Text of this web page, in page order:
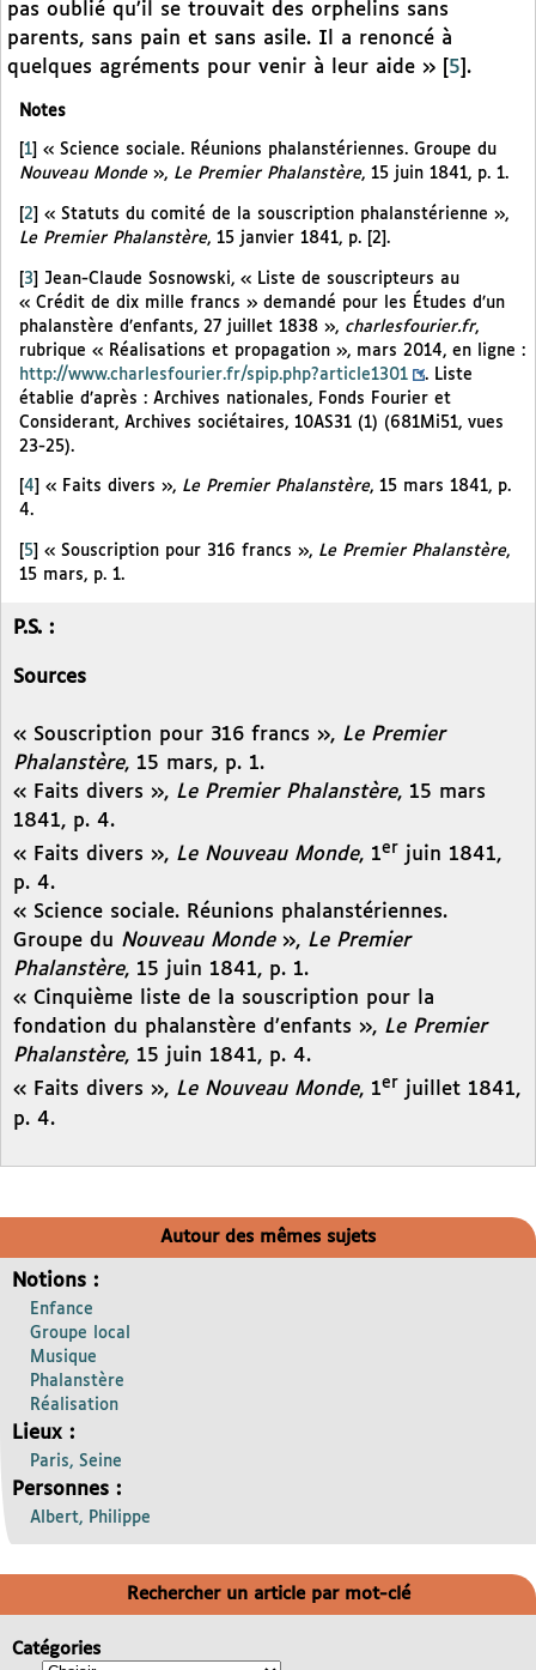
pas oublié qu’il se trouvait des orphelins sans
parents, sans pain et sans asile. Il a renoncé à
quelques agréments pour venir à leur aide »
5 .
Notes
1
« Science sociale. Réunions phalanstériennes. Groupe du
Nouveau Monde», Le Premier Phalanstère, 15 juin 1841, p. 1.
2
« Statuts du comité de la souscription phalanstérienne »,
Le Premier Phalanstère, 15 janvier 1841, p. [2].
[3] Jean-Claude Sosnowski, « Liste de souscripteurs au
« Crédit de dix mille francs » demandé pour les Études d’un
phalanstère d’enfants, 27 juillet 1838 », charlesfourier.fr,
rubrique « Réalisations et propagation », mars 2014, en ligne :
http://www.charlesfourier.fr/spip.php?article1301
. Liste
établie d’après : Archives nationales, Fonds Fourier et
Considerant, Archives sociétaires, 10AS31 (1) (681Mi51, vues
23-25).
4 « Faits divers », Le Premier Phalanstère, 15 mars 1841, p.
4.
[5] « Souscription pour 316 francs », Le Premier Phalanstère,
15 mars, p. 1.
P.S. :
Sources
« Souscription pour 316 francs », Le Premier
Phalanstère, 15 mars, p. 1.
« Faits divers », Le Premier Phalanstère, 15 mars
1841, p. 4.
« Faits divers », Le Nouveau Monde, 1er juin 1841,
p. 4.
« Science sociale. Réunions phalanstériennes.
Groupe du Nouveau Monde», Le Premier
Phalanstère, 15 juin 1841, p. 1.
« Cinquième liste de la souscription pour la
fondation du phalanstère d’enfants », Le Premier
Phalanstère, 15 juin 1841, p. 4.
« Faits divers », Le Nouveau Monde, 1er juillet 1841,
p. 4.
Autour des mêmes sujets
Notions :
Enfance
Groupe local
Musique
Phalanstère
Réalisation
Lieux :
Paris, Seine
Personnes :
Albert, Philippe
Rechercher un article par mot-clé
Catégories